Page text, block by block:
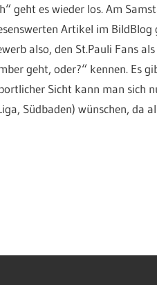
geht es wieder los. Am
Artikel im
also, den St.Pauli Fans
geht, oder?“ kennen. Es
Sicht kann man sich
Südbaden) wünschen, da